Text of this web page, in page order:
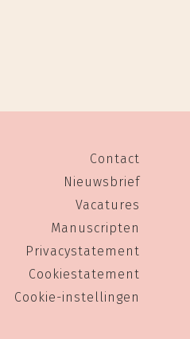
Contact
Nieuwsbrief
Vacatures
Manuscripten
Privacystatement
Cookiestatement
Cookie-instellingen